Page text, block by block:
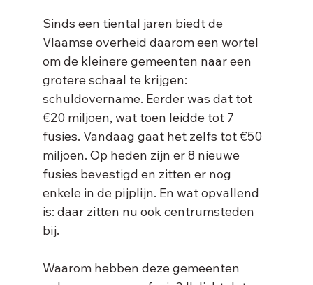
Sinds een tiental jaren biedt de
Vlaamse overheid daarom een wortel
om de kleinere gemeenten naar een
grotere schaal te krijgen:
schuldovername. Eerder was dat tot
€20 miljoen, wat toen leidde tot 7
fusies. Vandaag gaat het zelfs tot €50
miljoen. Op heden zijn er 8 nieuwe
fusies bevestigd en zitten er nog
enkele in de pijplijn. En wat opvallend
is: daar zitten nu ook centrumsteden
bij.
Waarom hebben deze gemeenten